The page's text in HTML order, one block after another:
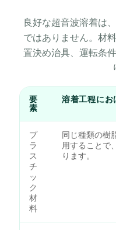
良好な超音波溶着は
ではありません。材
置決め治具、運転条
要
素
溶着工程にお
プ
ラ
ス
チ
ッ
ク
材
料
同じ種類の樹
用することで
ります。